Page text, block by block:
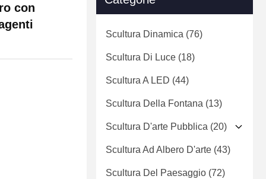
con
Scultura Dinamica (76)
Scultura Di Luce (18)
Scultura A LED (44)
Scultura Della Fontana (13)
Scultura D'arte Pubblica (20)
Scultura Ad Albero D'arte (43)
Scultura Del Paesaggio (72)